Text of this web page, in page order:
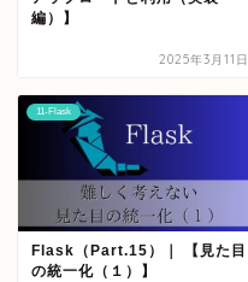
編）】
2025年3月11日
11-Flask
Flask（Part.15）｜ 【見た目
の統一化（１）】